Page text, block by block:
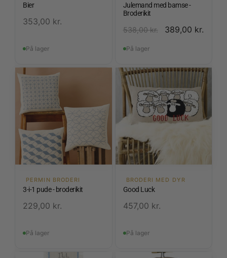
Bier
353,00 kr.
På lager
Julemand med bamse -
Broderikit
538,00kr. 389,00 kr.
På lager
PERMIN BRODERI
3-i-1 pude - broderikit
229,00 kr.
På lager
BRODERI MED DYR
Good Luck
457,00 kr.
På lager